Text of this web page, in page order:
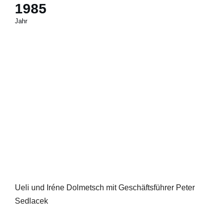
1985
Jahr
Ueli und Iréne Dolmetsch mit Geschäftsführer Peter
Sedlacek